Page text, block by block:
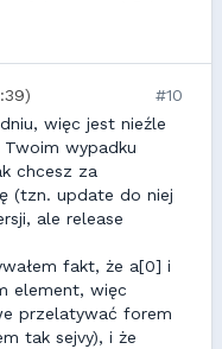
#10
więc jest nieźle
wypadku
chcesz za
(tzn. update do niej
ale release
fakt, że a[0] i
element, więc
przelatywać forem
tak sejvy), i że